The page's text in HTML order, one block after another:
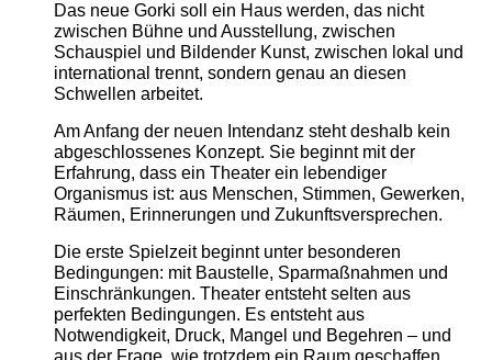
Das neue Gorki soll ein Haus werden, das nicht
zwischen Bühne und Ausstellung, zwischen
Schauspiel und Bildender Kunst, zwischen lokal und
international trennt, sondern genau an diesen
Schwellen arbeitet.
Am Anfang der neuen Intendanz steht deshalb kein
abgeschlossenes Konzept. Sie beginnt mit der
Erfahrung, dass ein Theater ein lebendiger
Organismus ist: aus Menschen, Stimmen, Gewerken,
Räumen, Erinnerungen und Zukunftsversprechen.
Die erste Spielzeit beginnt unter besonderen
Bedingungen: mit Baustelle, Sparmaßnahmen und
Einschränkungen. Theater entsteht selten aus
perfekten Bedingungen. Es entsteht aus
Notwendigkeit, Druck, Mangel und Begehren – und
aus der Frage, wie trotzdem ein Raum geschaffen